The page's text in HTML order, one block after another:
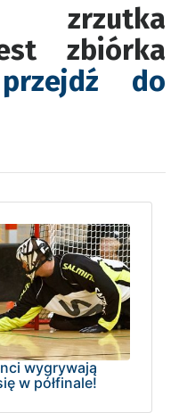
zrzutka
zbiórka
przejdź do
wygrywają
w półfinale!